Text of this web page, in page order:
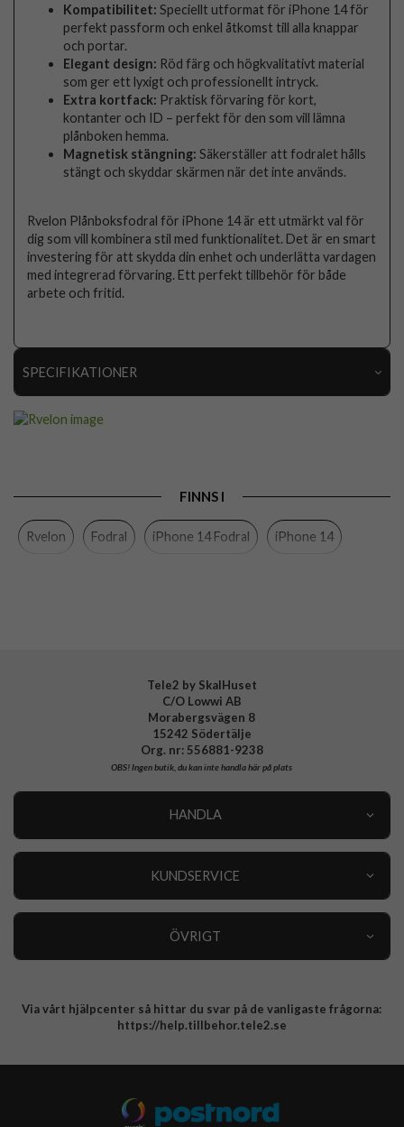
Kompatibilitet: Speciellt utformat för iPhone 14 för
perfekt passform och enkel åtkomst till alla knappar
och portar.
Elegant design: Röd färg och högkvalitativt material
som ger ett lyxigt och professionellt intryck.
Extra kortfack: Praktisk förvaring för kort,
kontanter och ID – perfekt för den som vill lämna
plånboken hemma.
Magnetisk stängning: Säkerställer att fodralet hålls
stängt och skyddar skärmen när det inte används.
Rvelon Plånboksfodral för iPhone 14 är ett utmärkt val för
dig som vill kombinera stil med funktionalitet. Det är en smart
investering för att skydda din enhet och underlätta vardagen
med integrerad förvaring. Ett perfekt tillbehör för både
arbete och fritid.
SPECIFIKATIONER
Färg
FINNS I
Rvelon Fodral iPhone 14 Fodral iPhone 14
Tele2 by SkalHuset
C/O Lowwi AB
Morabergsvägen 8
15242 Södertälje
Org. nr: 556881-9238
OBS!Ingen butik, du kan inte handla här på plats
HANDLA
KUNDSERVICE
ÖVRIGT
Integritetspolicy
Via vårt hjälpcenter så hittar du svar på de vanligaste frågorna:
https://help.tillbehor.tele2.se